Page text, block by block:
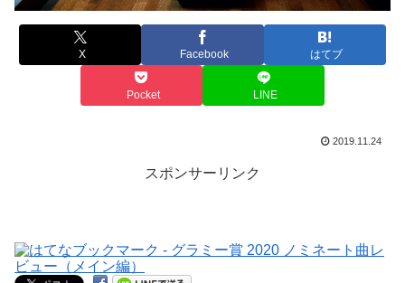
X Facebook はてブ
Pocket LINE
2019.11.24
スポンサーリンク